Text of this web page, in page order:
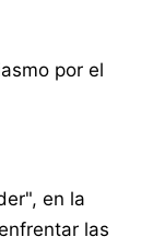
por el
en la
las